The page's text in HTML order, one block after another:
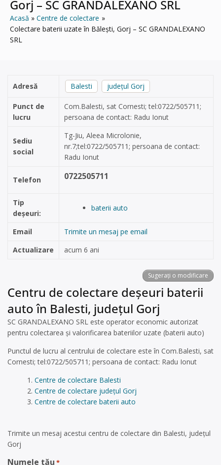
Gorj – SC GRANDALEXANO SRL
Acasă
Centre de colectare
Colectare baterii uzate în Bălești, Gorj – SC GRANDALEXANO
SRL
Adresă Balesti județul Gorj
Punct de
lucru
Com.Balesti, sat Cornesti; tel:0722/505711;
persoana de contact: Radu Ionut
Sediu
social
Tg-Jiu, Aleea Microlonie,
nr.7;tel:0722/505711; persoana de contact:
Radu Ionut
Telefon 0722505711
Tip
deșeuri:
baterii auto
Email
Trimite un mesaj pe email
Actualizare
acum 6 ani
Sugerați o modificare
Centru de colectare deșeuri baterii
auto în Balesti, județul Gorj
SC GRANDALEXANO SRL este operator economic autorizat
pentru colectarea și valorificarea bateriilor uzate (baterii auto)
Punctul de lucru al centrului de colectare este în Com.Balesti, sat
Cornesti; tel:0722/505711; persoana de contact: Radu Ionut
Centre de colectare Balesti
Centre de colectare județul Gorj
Centre de colectare baterii auto
Trimite un mesaj acestui centru de colectare din Balesti, județul
Gorj
Numele tău *